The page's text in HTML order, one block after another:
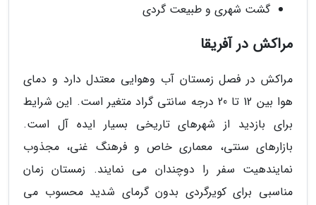
گشت شهری و طبیعت گردی
مراکش در آفریقا
مراکش در فصل زمستان آب وهوایی معتدل دارد و دمای
هوا بین 12 تا 20 درجه سانتی گراد متغیر است. این شرایط
برای بازدید از شهرهای تاریخی بسیار ایده آل است.
بازارهای سنتی، معماری خاص و فرهنگ غنی، مجذوب
نمایندهیت سفر را دوچندان می نمایند. زمستان زمان
مناسبی برای کویرگردی بدون گرمای شدید محسوب می